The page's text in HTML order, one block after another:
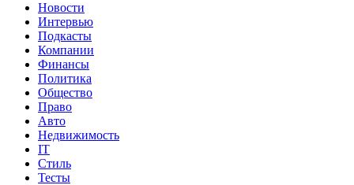
Новости
Интервью
Подкасты
Компании
Финансы
Политика
Общество
Право
Авто
Недвижимость
IT
Стиль
Тесты